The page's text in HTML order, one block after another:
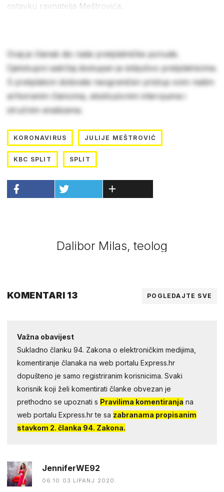
ostavku ravnatelja Meštrovića.
Ovaj je članak dio naše pretplatničke ponude.
Cjelokupni sadržaj dostupan je isključivo pretplatnicima.
S pretplatom dobivate neograničen pristup svim našim
arhiviranim člancima, ekskluzivnim intervjuima i
stručnim analizama.
KORONAVIRUS JULIJE MEŠTROVIĆ
KBC SPLIT SPLIT
Dalibor Milas, teolog
KOMENTARI 13 POGLEDAJTE SVE
Važna obavijest
Sukladno članku 94. Zakona o elektroničkim medijima,
komentiranje članaka na web portalu Express.hr
dopušteno je samo registriranim korisnicima. Svaki
korisnik koji želi komentirati članke obvezan je
prethodno se upoznati s Pravilima komentiranja na
web portalu Express.hr te sa zabranama propisanim
stavkom 2. članka 94. Zakona.
JenniferWE92
06:10 03.LIPANJ 2020.